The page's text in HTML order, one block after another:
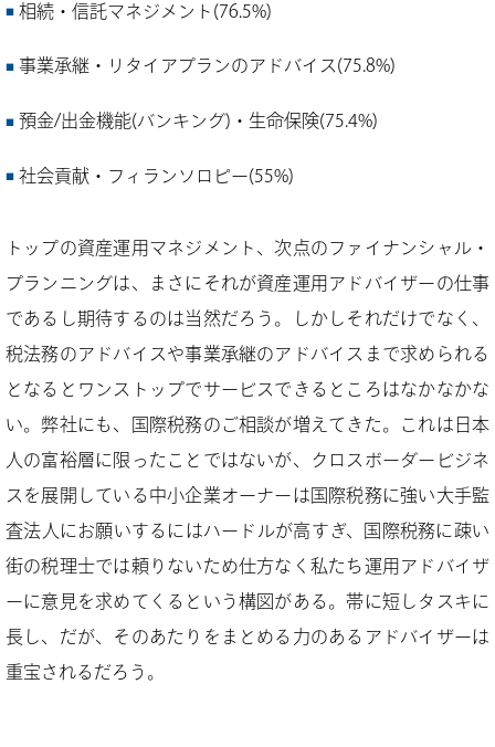
相続・信託マネジメント(76.5%)
事業承継・リタイアプランのアドバイス(75.8%)
預金/出金機能(バンキング)・生命保険(75.4%)
社会貢献・フィランソロピー(55%)
トップの資産運用マネジメント、次点のファイナンシャル・
プランニングは、まさにそれが資産運用アドバイザーの仕事
であるし期待するのは当然だろう。しかしそれだけでなく、
税法務のアドバイスや事業承継のアドバイスまで求められる
となるとワンストップでサービスできるところはなかなかな
い。弊社にも、国際税務のご相談が増えてきた。これは日本
人の富裕層に限ったことではないが、クロスボーダービジネ
スを展開している中小企業オーナーは国際税務に強い大手監
査法人にお願いするにはハードルが高すぎ、国際税務に疎い
街の税理士では頼りないため仕方なく私たち運用アドバイザ
ーに意見を求めてくるという構図がある。帯に短しタスキに
長し、だが、そのあたりをまとめる力のあるアドバイザーは
重宝されるだろう。